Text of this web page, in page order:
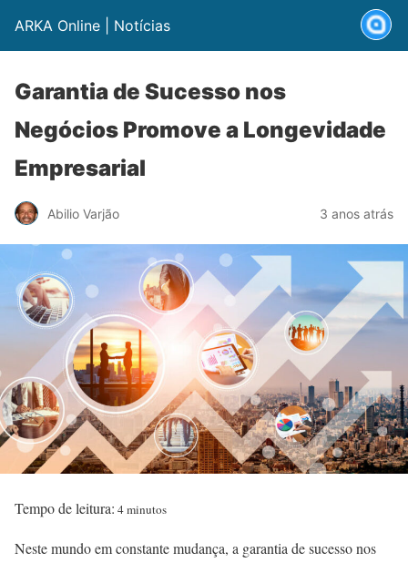
ARKA Online | Notícias
Garantia de Sucesso nos
Negócios Promove a Longevidade
Empresarial
Abilio Varjão 3 anos atrás
Tempo de leitura: 4 minutos
Neste mundo em constante mudança, a garantia de sucesso nos